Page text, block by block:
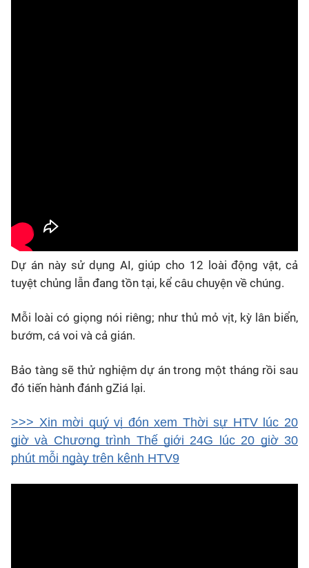
Dự án này sử dụng AI, giúp cho 12 loài động vật, cả
tuyệt chủng lẫn đang tồn tại, kể câu chuyện về chúng.
Mỗi loài có giọng nói riêng; như thủ mỏ vịt, kỳ lân biển,
bướm, cá voi và cả gián.
Bảo tàng sẽ thử nghiệm dự án trong một tháng rồi sau
đó tiến hành đánh gZiá lại.
>>> Xin mời quý vị đón xem Thời sự HTV lúc 20
giờ và Chương trình Thế giới 24G lúc 20 giờ 30
phút mỗi ngày trên kênh HTV9